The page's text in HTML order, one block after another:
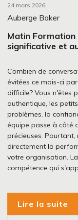
24 mars 2026
Auberge Baker
Matin
significative et
Combien de
évitées ce mois-ci
difficile? Vous n'êtes
authentique, les
problèmes, la
équipe passe à côté
précieuses.
directement la
votre organisation.
compétence qui
Lire la suite